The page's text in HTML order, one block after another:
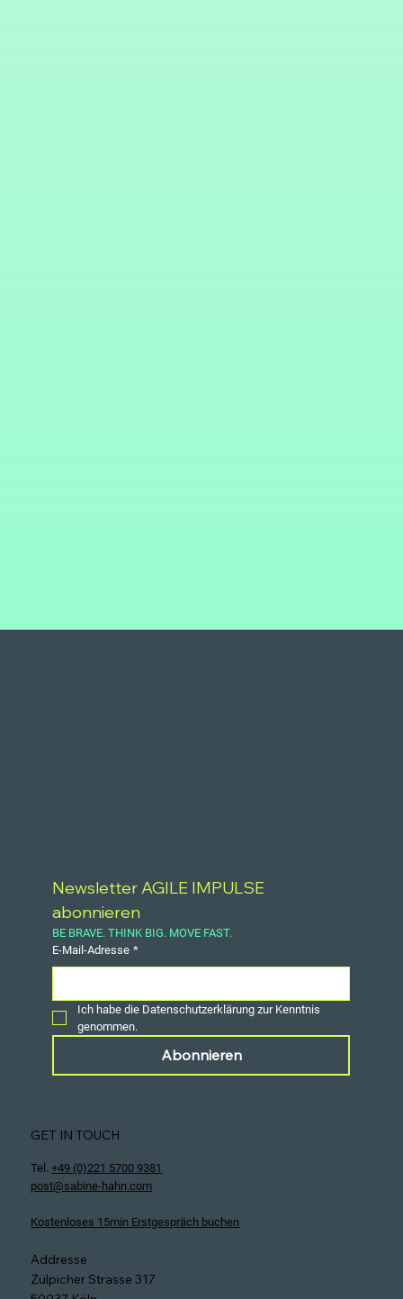
Newsletter AGILE IMPULSE
abonnieren
BE BRAVE. THINK BIG. MOVE FAST.
E-Mail-Adresse *
Ich habe die Datenschutzerklärung zur Kenntnis
genommen.
Abonnieren
GET IN TOUCH
Tel.+49 (0)221 5700 9381
post@sabine-hahn.com
Kostenloses 15min Erstgespräch buchen
Addresse
Zülpicher Strasse 317